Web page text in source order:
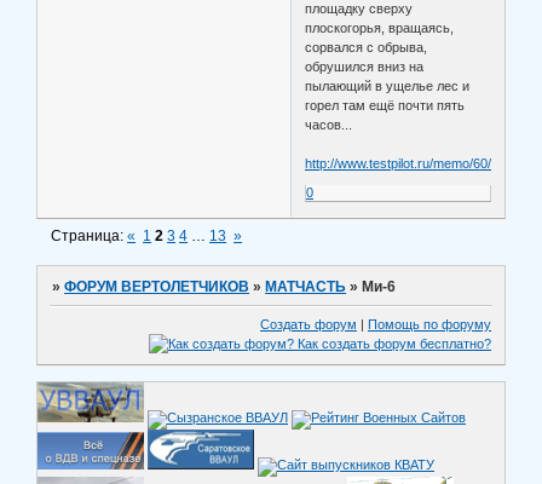
площадку сверху
плоскогорья, вращаясь,
сорвался с обрыва,
обрушился вниз на
пылающий в ущелье лес и
горел там ещё почти пять
часов...
http://www.testpilot.ru/memo/60/
0
Страница:« 1 2 3 4 … 13 »
»ФОРУМ ВЕРТОЛЕТЧИКОВ » МАТЧАСТЬ » Ми-6
Создать форум Помощь по форуму